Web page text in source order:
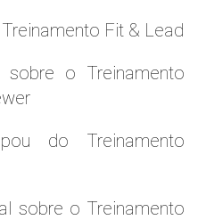
Fit & Lead
sobre o Treinamento
do Treinamento
sobre o Treinamento